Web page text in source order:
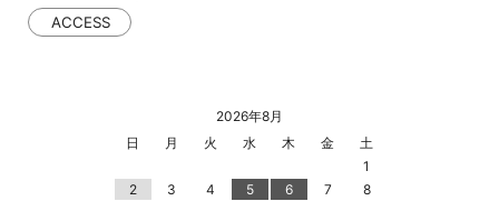
ACCESS
2026年8月
日
月 火 水 木 金
土
1
2
3 4 5 6 7 8